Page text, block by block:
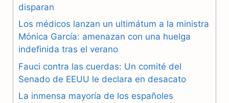
b
o
o
k
r
a
m
A
p
p
disparan
Los médicos lanzan un ultimátum a la ministra
Mónica García: amenazan con una huelga
indefinida tras el verano
Fauci contra las cuerdas: Un comité del
Senado de EEUU le declara en desacato
La inmensa mayoría de los españoles